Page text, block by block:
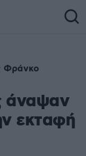
Φράνκο
άναψαν
εκταφή